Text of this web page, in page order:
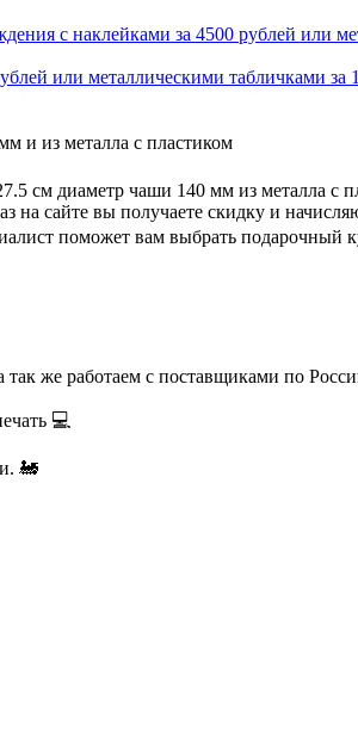
с наклейками за 4500 рублей или
или металлическими табличками за
и из металла с пластиком
см диаметр чаши 140 мм из металла с
на сайте вы получаете скидку и
поможет вам выбрать подарочный
так же работаем с поставщиками по
💻
🚂